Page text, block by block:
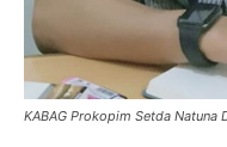
KABAG Prokopim Setda Natuna